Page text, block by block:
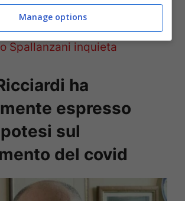
CLICCA QUI>>>
vogliono finisca”: il post del
Spallanzani inquieta
ha
espresso
sul
del covid
Manage options